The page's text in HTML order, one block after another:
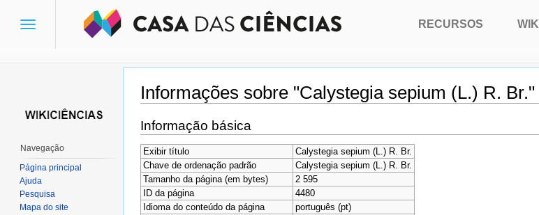
Informações sobre "Calystegia sepium (L.) R. Br."
Ir para:navegação,pesquisa
Informação básica
Exibir título
Calystegia sepium (L.) R. Br.
Chave de ordenação padrão
Calystegia sepium (L.) R. Br.
Tamanho da página (em bytes)
2 595
ID da página
4480
Idioma do conteúdo da página
português (pt)
Toggle
RECURSOS WIKI
Navegação
Página principal
Ajuda
Pesquisa
Mapa do site